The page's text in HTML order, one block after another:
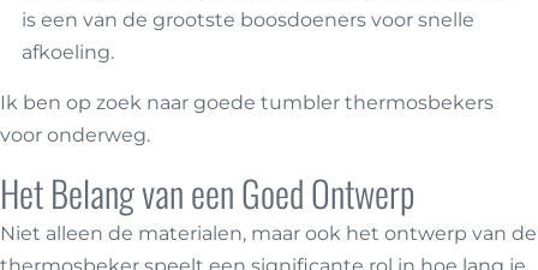
is een van de grootste boosdoeners voor snelle
afkoeling.
Ik ben op zoek naar goede tumbler thermosbekers
voor onderweg.
Het Belang van een Goed Ontwerp
Niet alleen de materialen, maar ook het ontwerp van de